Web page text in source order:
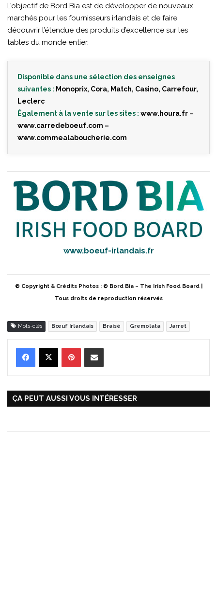
L’objectif de Bord Bia est de développer de nouveaux
marchés pour les fournisseurs irlandais et de faire
découvrir l’étendue des produits d’excellence sur les
tables du monde entier.
Disponible dans une sélection des enseignes
suivantes : Monoprix, Cora, Match, Casino, Carrefour,
Leclerc
Également à la vente sur les sites : www.houra.fr –
www.carredeboeuf.com –
www.commealaboucherie.com
www.boeuf-irlandais.fr
© Copyright & Crédits Photos : © Bord Bia – The Irish Food Board |
Tous droits de reproduction réservés
Mots-clés Bœuf Irlandais Braisé Gremolata Jarret
ÇA PEUT AUSSI VOUS INTÉRESSER